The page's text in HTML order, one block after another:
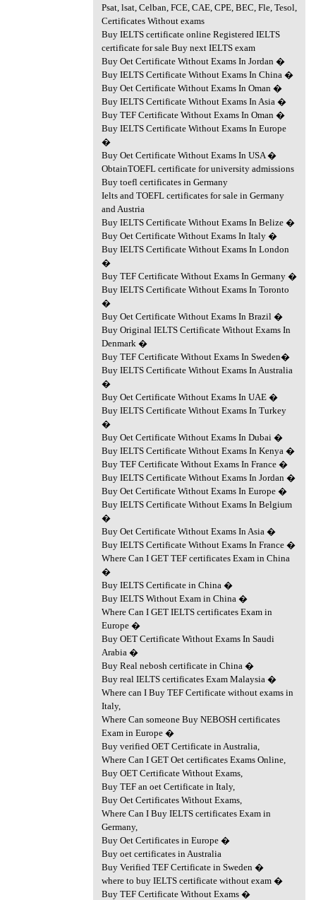
Psat, lsat, Celban, FCE, CAE, CPE, BEC, Fle, Tesol,
Certificates Without exams
Buy IELTS certificate online Registered IELTS
certificate for sale Buy next IELTS exam
Buy Oet Certificate Without Exams In Jordan �
Buy IELTS Certificate Without Exams In China �
Buy Oet Certificate Without Exams In Oman �
Buy IELTS Certificate Without Exams In Asia �
Buy TEF Certificate Without Exams In Oman �
Buy IELTS Certificate Without Exams In Europe
�
Buy Oet Certificate Without Exams In USA �
ObtainTOEFL certificate for university admissions
Buy toefl certificates in Germany
Ielts and TOEFL certificates for sale in Germany
and Austria
Buy IELTS Certificate Without Exams In Belize �
Buy Oet Certificate Without Exams In Italy �
Buy IELTS Certificate Without Exams In London
�
Buy TEF Certificate Without Exams In Germany �
Buy IELTS Certificate Without Exams In Toronto
�
Buy Oet Certificate Without Exams In Brazil �
Buy Original IELTS Certificate Without Exams In
Denmark �
Buy TEF Certificate Without Exams In Sweden�
Buy IELTS Certificate Without Exams In Australia
�
Buy Oet Certificate Without Exams In UAE �
Buy IELTS Certificate Without Exams In Turkey
�
Buy Oet Certificate Without Exams In Dubai �
Buy IELTS Certificate Without Exams In Kenya �
Buy TEF Certificate Without Exams In France �
Buy IELTS Certificate Without Exams In Jordan �
Buy Oet Certificate Without Exams In Europe �
Buy IELTS Certificate Without Exams In Belgium
�
Buy Oet Certificate Without Exams In Asia �
Buy IELTS Certificate Without Exams In France �
Where Can I GET TEF certificates Exam in China
�
Buy IELTS Certificate in China �
Buy IELTS Without Exam in China �
Where Can I GET IELTS certificates Exam in
Europe �
Buy OET Certificate Without Exams In Saudi
Arabia �
Buy Real nebosh certificate in China �
Buy real IELTS certificates Exam Malaysia �
Where can I Buy TEF Certificate without exams in
Italy,
Where Can someone Buy NEBOSH certificates
Exam in Europe �
Buy verified OET Certificate in Australia,
Where Can I GET Oet certificates Exams Online,
Buy OET Certificate Without Exams,
Buy TEF an oet Certificate in Italy,
Buy Oet Certificates Without Exams,
Where Can I Buy IELTS certificates Exam in
Germany,
Buy Oet Certificates in Europe �
Buy oet certificates in Australia
Buy Verified TEF Certificate in Sweden �
where to buy IELTS certificate without exam �
Buy TEF Certificate Without Exams �